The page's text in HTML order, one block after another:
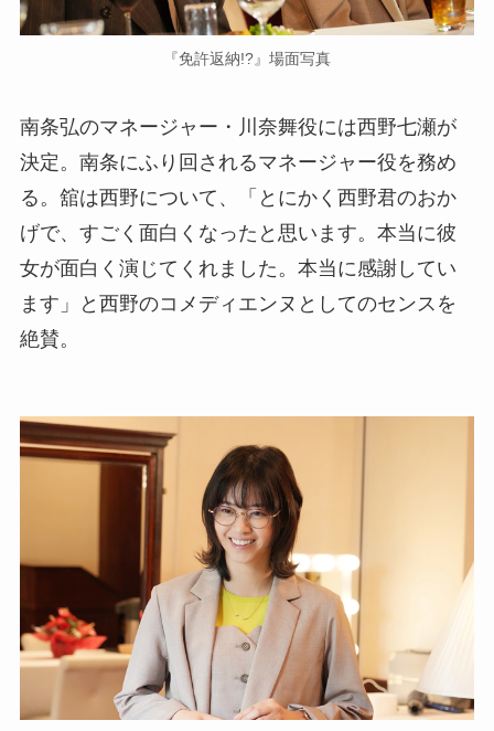
『免許返納!?』場面写真
南条弘のマネージャー・川奈舞役には西野七瀬が
決定。南条にふり回されるマネージャー役を務め
る。舘は西野について、「とにかく西野君のおか
げで、すごく面白くなったと思います。本当に彼
女が面白く演じてくれました。本当に感謝してい
ます」と西野のコメディエンヌとしてのセンスを
絶賛。